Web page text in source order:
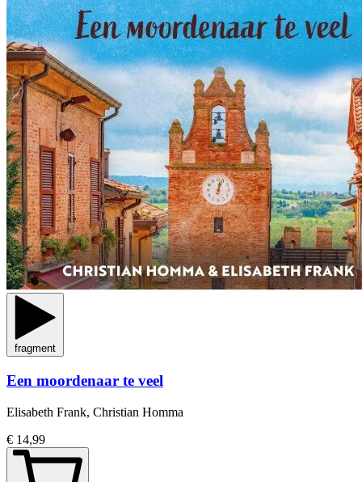
fragment
Een moordenaar te veel
Elisabeth Frank, Christian Homma
€ 14,99